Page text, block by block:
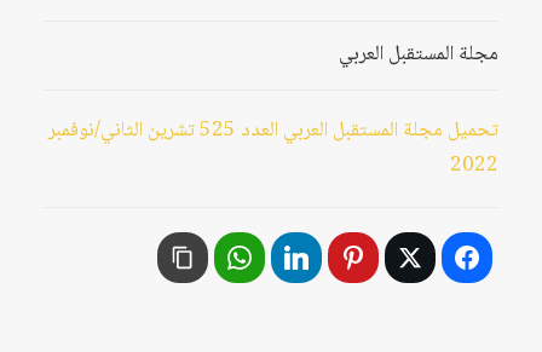
مجلة المستقبل العربي
تحميل مجلة المستقبل العربي العدد 525 تشرين الثاني/نوفمبر
2022